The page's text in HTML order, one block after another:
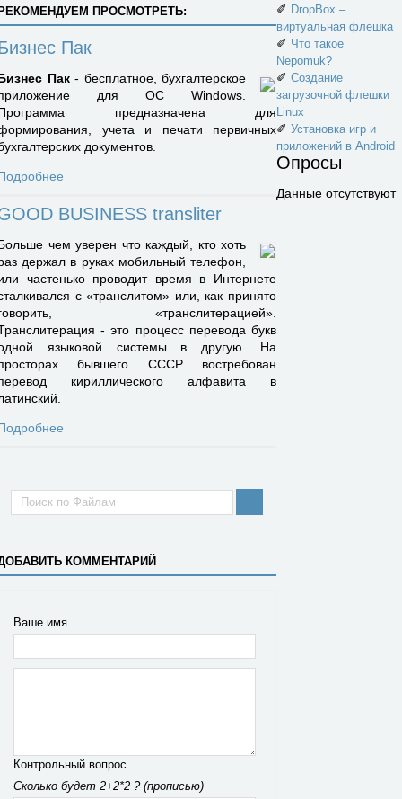
ПРОСМОТРЕТЬ:
Пак
Пак- бесплатное, бухгалтерское
для ОС Windows.
предназначена для
учета и печати первичных
документов.
BUSINESS transliter
чем уверен что каждый, кто хоть
держал в руках мобильный телефон,
частенько проводит время в Интернете
с «транслитом» или, как принято
«транслитерацией».
- это процесс перевода букв
языковой системы в другую. На
бывшего СССР востребован
кириллического алфавита в
КОММЕНТАРИЙ
Ваше имя
Контрольный вопрос
Сколько будет 2+2*2 ? (прописью)
✐ DropBox –
виртуальная флешка
✐ Что такое
Nepomuk?
✐ Создание
загрузочной флешки
Linux
✐ Установка игр и
приложений в Android
Опросы
Данные отсутствуют